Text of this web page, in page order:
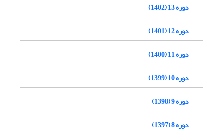
دوره 13 (1402)
دوره 12 (1401)
دوره 11 (1400)
دوره 10 (1399)
دوره 9 (1398)
دوره 8 (1397)